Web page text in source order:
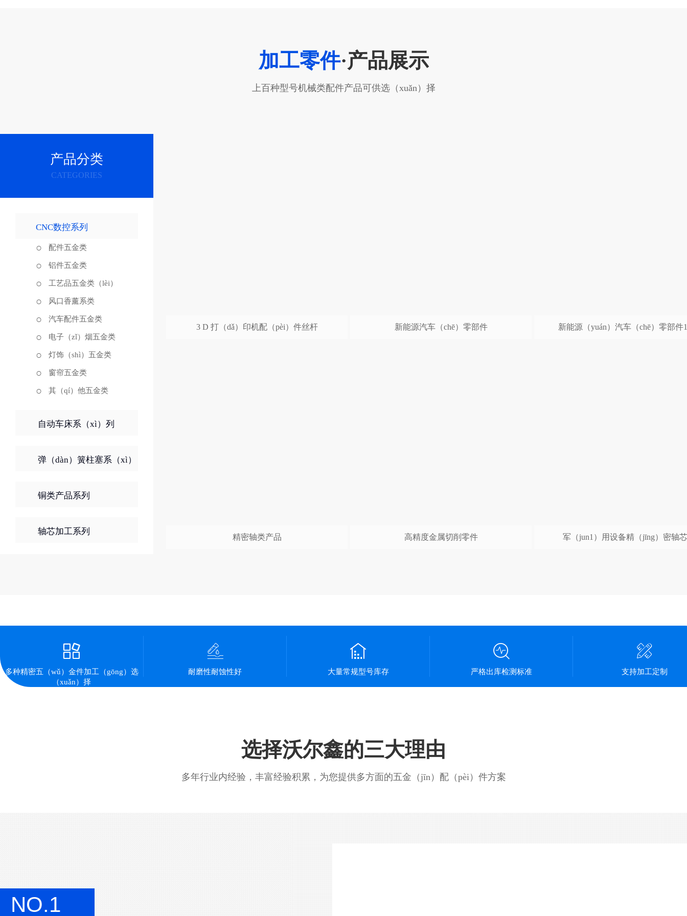
加工零件·产品展示
上百种型号机械类配件产品可供选（xuǎn）择
产品分类
CATEGORIES
CNC数控系列
配件五金类
铝件五金类
工艺品五金类（lèi）
风口香薰系类
汽车配件五金类
电子（zǐ）烟五金类
灯饰（shì）五金类
窗帘五金类
其（qí）他五金类
自动车床系（xì）列
弹（dàn）簧柱塞系（xì）
铜类产品系列
轴芯加工系列
3 D 打（dǎ）印机配（pèi）件丝杆 新能源汽车（chē）零部件 新能源（yuán）汽车（chē）零部件
精密轴类产品 高精度金属切削零件 军（jun1）用设备精（jīng）密轴芯
多种精密五（wǔ）金件加工（gōng）选
（xuǎn）择
耐磨性耐蚀性好 大量常规型号库存 严格出库检测标准 支持加工定制
选择沃尔鑫的三大理由
多年行业内经验，丰富经验积累，为您提供多方面的五金（jīn）配（pèi）件方案
NO.1